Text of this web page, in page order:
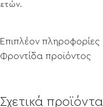
ετών.
Επιπλέον πληροφορίες
Φροντίδα προϊόντος
Σχετικά προϊόντα